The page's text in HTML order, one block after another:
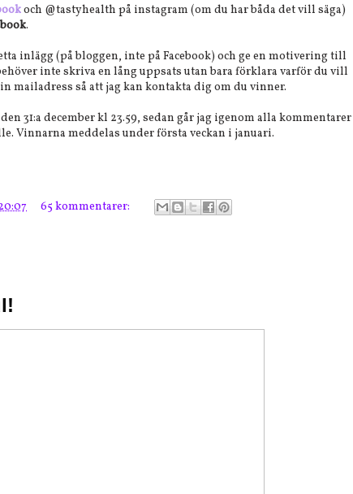
och @tastyhealth på instagram (om du har båda det vill säga)
.
inlägg (på bloggen, inte på Facebook) och ge en motivering till
inte skriva en lång uppsats utan bara förklara varför du vill
mailadress så att jag kan kontakta dig om du vinner.
31:a december kl 23.59, sedan går jag igenom alla kommentarer
Vinnarna meddelas under första veckan i januari.
65 kommentarer: